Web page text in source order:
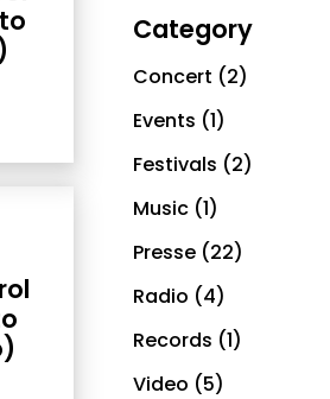
Category
Concert (2)
Events (1)
Festivals (2)
Music (1)
Presse (22)
Radio (4)
Records (1)
Video (5)